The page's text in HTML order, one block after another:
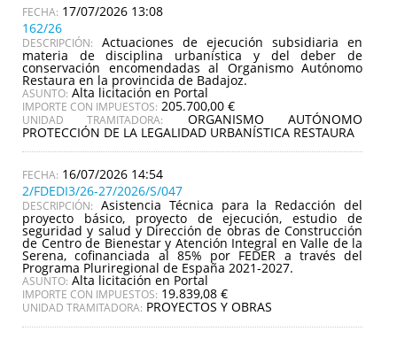
17/07/2026 13:08
162/26
DESCRIPCIÓN: Actuaciones de ejecución subsidiaria en
materia de disciplina urbanística y del deber de
conservación encomendadas al Organismo Autónomo
Restaura en la provincida de Badajoz.
ASUNTO: Alta licitación en Portal
IMPORTE CON IMPUESTOS: 205.700,00 €
UNIDAD TRAMITADORA: ORGANISMO AUTÓNOMO
PROTECCIÓN DE LA LEGALIDAD URBANÍSTICA RESTAURA
16/07/2026 14:54
2/FDEDI3/26-27/2026/S/047
DESCRIPCIÓN: Asistencia Técnica para la Redacción del
proyecto básico, proyecto de ejecución, estudio de
seguridad y salud y Dirección de obras de Construcción
de Centro de Bienestar y Atención Integral en Valle de la
Serena, cofinanciada al 85% por FEDER a través del
Programa Pluriregional de España 2021-2027.
ASUNTO: Alta licitación en Portal
IMPORTE CON IMPUESTOS: 19.839,08 €
UNIDAD TRAMITADORA: PROYECTOS Y OBRAS